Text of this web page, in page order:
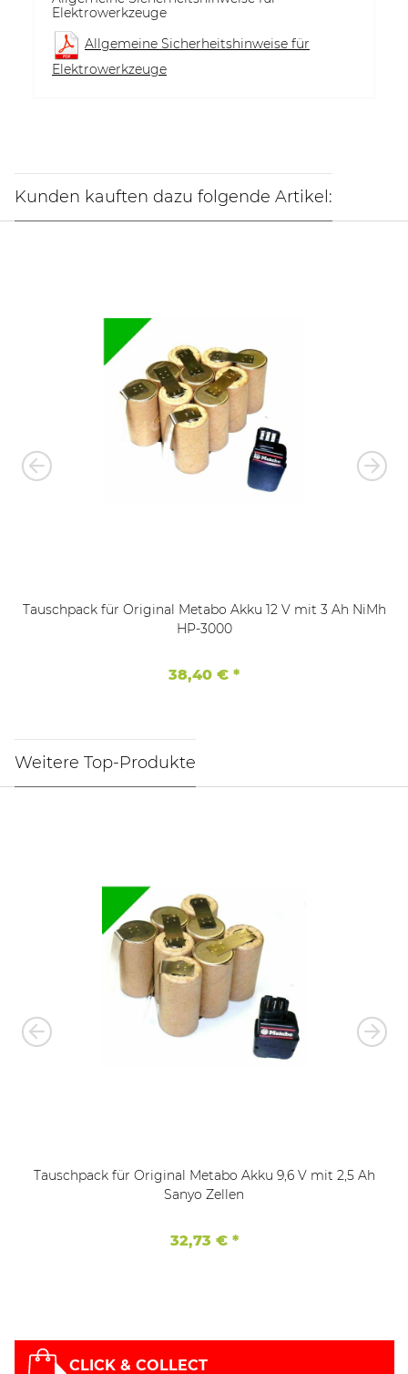
Elektrowerkzeuge
Allgemeine Sicherheitshinweise für
Elektrowerkzeuge
Kunden kauften dazu folgende Artikel:
Tauschpack für Original Metabo Akku 12 V mit 3 Ah NiMh
HP-3000
38,40 € *
Weitere Top-Produkte
Tauschpack für Original Metabo Akku 9,6 V mit 2,5 Ah
Sanyo Zellen
32,73 € *
CLICK & COLLECT